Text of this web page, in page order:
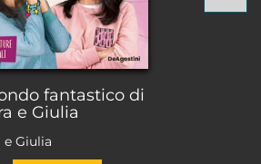
fantastico di
e Giulia
e Giulia